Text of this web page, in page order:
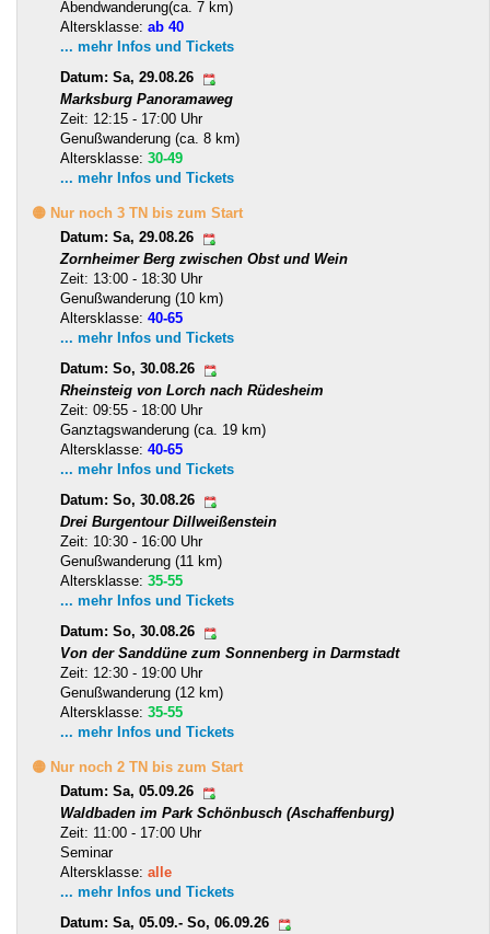
Abendwanderung(ca. 7 km)
Altersklasse: ab 40
... mehr Infos und Tickets
Datum: Sa, 29.08.26
Marksburg Panoramaweg
Zeit: 12:15 - 17:00 Uhr
Genußwanderung (ca. 8 km)
Altersklasse: 30-49
... mehr Infos und Tickets
🟡 Nur noch 3 TN bis zum Start
Datum: Sa, 29.08.26
Zornheimer Berg zwischen Obst und Wein
Zeit: 13:00 - 18:30 Uhr
Genußwanderung (10 km)
Altersklasse: 40-65
... mehr Infos und Tickets
Datum: So, 30.08.26
Rheinsteig von Lorch nach Rüdesheim
Zeit: 09:55 - 18:00 Uhr
Ganztagswanderung (ca. 19 km)
Altersklasse: 40-65
... mehr Infos und Tickets
Datum: So, 30.08.26
Drei Burgentour Dillweißenstein
Zeit: 10:30 - 16:00 Uhr
Genußwanderung (11 km)
Altersklasse: 35-55
... mehr Infos und Tickets
Datum: So, 30.08.26
Von der Sanddüne zum Sonnenberg in Darmstadt
Zeit: 12:30 - 19:00 Uhr
Genußwanderung (12 km)
Altersklasse: 35-55
... mehr Infos und Tickets
🟡 Nur noch 2 TN bis zum Start
Datum: Sa, 05.09.26
Waldbaden im Park Schönbusch (Aschaffenburg)
Zeit: 11:00 - 17:00 Uhr
Seminar
Altersklasse: alle
... mehr Infos und Tickets
Datum: Sa, 05.09.- So, 06.09.26